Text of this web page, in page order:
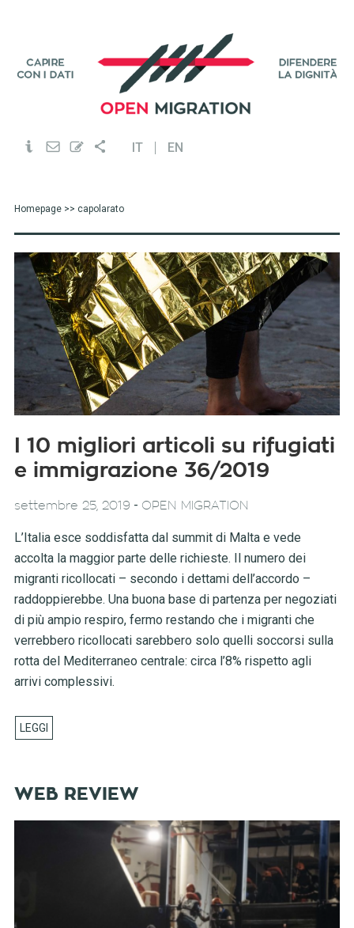
IT EN
Homepage>> capolarato
I 10 migliori articoli su rifugiati
e immigrazione 36/2019
settembre 25, 2019 - OPEN MIGRATION
L’Italia esce soddisfatta dal summit di Malta e vede
accolta la maggior parte delle richieste. Il numero dei
migranti ricollocati – secondo i dettami dell’accordo –
raddoppierebbe. Una buona base di partenza per negoziati
di più ampio respiro, fermo restando che i migranti che
verrebbero ricollocati sarebbero solo quelli soccorsi sulla
rotta del Mediterraneo centrale: circa l’8% rispetto agli
arrivi complessivi.
WEB REVIEW